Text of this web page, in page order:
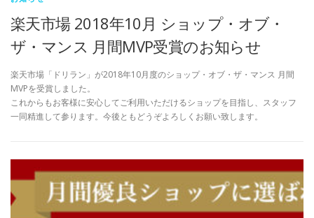
楽天市場 2018年10月 ショップ・オブ・
ザ・マンス 月間MVP受賞のお知らせ
楽天市場「ドリラン」が2018年10月度のショップ・オブ・ザ・マンス 月間
MVPを受賞しました。
これからもお客様に安心してご利用いただけるショップを目指し、スタッフ
一同精進して参ります。今後ともどうぞよろしくお願い致します。